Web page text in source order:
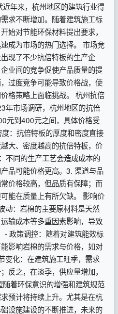
年来，杭州地区的建筑行业得
求不断增加。随着建筑施工标
始对节能环保材料提出要求，
成为市场的热门选择。 市场竞
现了不少抗倍特板的生产企
业间的竞争促使产品质量的提
过度竞争可能导致价格战，使
格策略上面临挑战。 杭州抗倍
年市场调研，杭州地区的抗倍
元到400元之间，具体价格受
：抗倍特板的厚度和密度直接
大、密度越高的抗倍特板，价
不同的生产工艺会造成成本的
品可能价格更高。3. 渠道与品
价格较高，但品质有保障；而
能在质量上有所欠缺。 影响价
动：岩棉的主要原材料是天然
输成本等多重因素影响，导致
政策调控：随着对建筑能效标
影响岩棉的需求与价格，如对
变化：在建筑施工旺季，需求
反之，在淡季，供应量增加，
着环保意识的增强和建筑规范
预计将持续上升。尤其是在杭
设施建设的不断推进，未来的